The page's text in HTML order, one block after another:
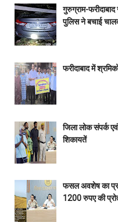
गुरुग्राम-
पुलिस ने बचाई
फरीदाबाद में
जिला लोक संपर्क
शिकायतें
फसल अवशेष का
1200 रुपए की